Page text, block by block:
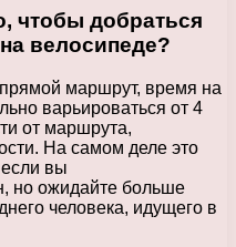
чтобы добраться
велосипеде?
маршрут, время на
варьироваться от 4
от маршрута,
На самом деле это
вы
но ожидайте больше
человека, идущего в